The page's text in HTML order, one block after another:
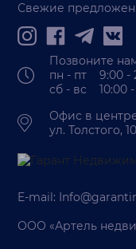
Свежие
Позвоните
пн - пт 9:00 -
сб - вс 10:00 -
Офис в
ул. Толстого, 10
E-mail:
ООО «Артель